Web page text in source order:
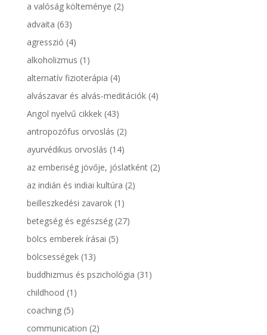
a valóság költeménye (2)
advaita (63)
agresszió (4)
alkoholizmus (1)
alternatív fizioterápia (4)
alvászavar és alvás-meditációk(4)
Angol nyelvű cikkek(43)
antropozófus orvoslás (2)
ayurvédikus orvoslás (14)
az emberiség jövője, jóslatként(2)
az indián és indiai kultúra (2)
beilleszkedési zavarok(1)
betegség és egészség(27)
bölcs emberek írásai (5)
bölcsességek(13)
buddhizmus és pszichológia (31)
childhood (1)
coaching(5)
communication (2)